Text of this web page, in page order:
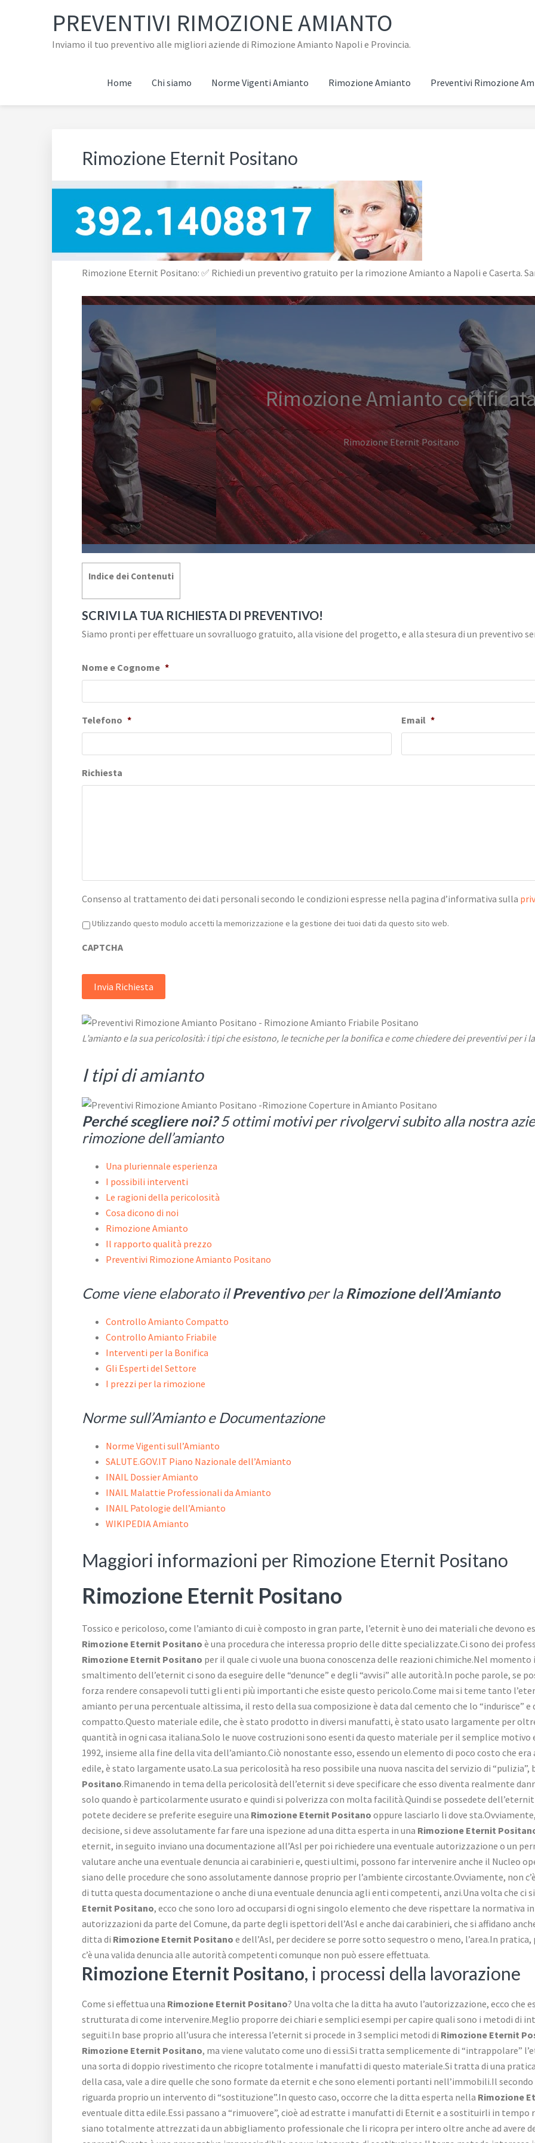
PREVENTIVI RIMOZIONE AMIANTO
Inviamo il tuo preventivo alle migliori aziende di Rimozione Amianto Napoli e Provincia.
Home Chi siamo Norme Vigenti Amianto Rimozione Amianto Preventivi Rimozione
Rimozione Eternit Positano
Rimozione Eternit Positano: ✅ Richiedi un preventivo gratuito per la rimozione Amianto a Napoli e Caserta.
Rimozione Amianto certificata
Rimozione Eternit Positano
Indice dei Contenuti
SCRIVI LA TUA RICHIESTA DI PREVENTIVO!
Siamo pronti per effettuare un sovralluogo gratuito, alla visione del progetto, e alla stesura di un preventivo
Nome e Cognome *
Telefono * Email *
Richiesta
Consenso al trattamento dei dati personali secondo le condizioni espresse nella pagina d’informativa sulla
Privacy *
Utilizzando questo modulo accetti la memorizzazione e la gestione dei tuoi dati da questo sito web.
CAPTCHA
L’amianto e la sua pericolosità: i tipi che esistono, le tecniche per la bonifica e come chiedere dei preventivi per i
I tipi di amianto
Perché scegliere noi?5 ottimi motivi per rivolgervi subito alla nostra
rimozione dell’amianto
Una pluriennale esperienza
I possibili interventi
Le ragioni della pericolosità
Cosa dicono di noi
Rimozione Amianto
Il rapporto qualità prezzo
Preventivi Rimozione Amianto Positano
Come viene elaborato ilPreventivoper laRimozione dell’Amianto
Controllo Amianto Compatto
Controllo Amianto Friabile
Interventi per la Bonifica
Gli Esperti del Settore
I prezzi per la rimozione
Norme sull’Amianto e Documentazione
Norme Vigenti sull’Amianto
SALUTE.GOV.IT Piano Nazionale dell’Amianto
INAIL Dossier Amianto
INAIL Malattie Professionali da Amianto
INAIL Patologie dell’Amianto
WIKIPEDIA Amianto
Maggiori informazioni per Rimozione Eternit Positano
Rimozione Eternit Positano
Tossico e pericoloso, come l’amianto di cui è composto in gran parte, l’eternit è uno dei materiali che
Rimozione Eternit Positano è una procedura che interessa proprio delle ditte specializzate.Ci sono dei
Rimozione Eternit Positano per il quale ci vuole una buona conoscenza delle reazioni chimiche.Nel
smaltimento dell’eternit ci sono da eseguire delle “denunce” e degli “avvisi” alle autorità.In poche parole, se
forza rendere consapevoli tutti gli enti più importanti che esiste questo pericolo.Come mai si teme tanto
amianto per una percentuale altissima, il resto della sua composizione è data dal cemento che lo “indurisce”
compatto.Questo materiale edile, che è stato prodotto in diversi manufatti, è stato usato largamente per oltre
quantità in ogni casa italiana.Solo le nuove costruzioni sono esenti da questo materiale per il semplice motivo
1992, insieme alla fine della vita dell’amianto.Ciò nonostante esso, essendo un elemento di poco costo che
edile, è stato largamente usato.La sua pericolosità ha reso possibile una nuova nascita del servizio di “pulizia”,
Positano.Rimanendo in tema della pericolosità dell’eternit si deve specificare che esso diventa realmente
solo quando è particolarmente usurato e quindi si polverizza con molta facilità.Quindi se possedete
potete decidere se preferite eseguire una Rimozione Eternit Positano oppure lasciarlo li dove
decisione, si deve assolutamente far fare una ispezione ad una ditta esperta in una Rimozione Eternit
eternit, in seguito inviano una documentazione all’Asl per poi richiedere una eventuale autorizzazione o un
valutare anche una eventuale denuncia ai carabinieri e, questi ultimi, possono far intervenire anche il Nucleo
siano delle procedure che sono assolutamente dannose proprio per l’ambiente circostante.Ovviamente, non
di tutta questa documentazione o anche di una eventuale denuncia agli enti competenti, anzi.Una volta che ci
Eternit Positano, ecco che sono loro ad occuparsi di ogni singolo elemento che deve rispettare la normativa
autorizzazioni da parte del Comune, da parte degli ispettori dell’Asl e anche dai carabinieri, che si affidano
ditta di Rimozione Eternit Positano e dell’Asl, per decidere se porre sotto sequestro o meno, l’area.In pratica,
c’è una valida denuncia alle autorità competenti comunque non può essere effettuata.
Rimozione Eternit Positano, i processi della lavorazione
Come si effettua una Rimozione Eternit Positano? Una volta che la ditta ha avuto l’autorizzazione, ecco che
strutturata di come intervenire.Meglio proporre dei chiari e semplici esempi per capire quali sono i metodi di
seguiti.In base proprio all’usura che interessa l’eternit si procede in 3 semplici metodi di Rimozione Eternit
Rimozione Eternit Positano, ma viene valutato come uno di essi.Si tratta semplicemente di “intrappolare”
una sorta di doppio rivestimento che ricopre totalmente i manufatti di questo materiale.Si tratta di una
della casa, vale a dire quelle che sono formate da eternit e che sono elementi portanti nell’immobili.Il
riguarda proprio un intervento di “sostituzione”.In questo caso, occorre che la ditta esperta nella Rimozione
eventuale ditta edile.Essi passano a “rimuovere”, cioè ad estratte i manufatti di Eternit e a sostituirli in tempo
siano totalmente attrezzati da un abbigliamento professionale che li ricopra per intero oltre anche ad avere